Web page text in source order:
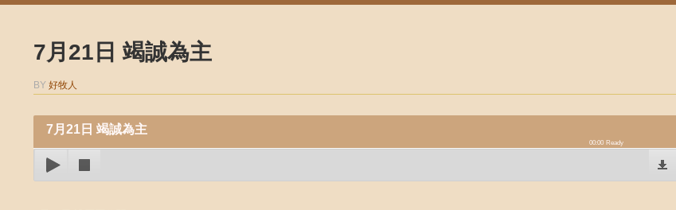
7月21日 竭誠為主
BY 好牧人
7月21日 竭誠為主
00:00 Ready